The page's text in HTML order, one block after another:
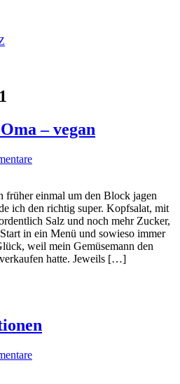
– vegan
früher einmal um den Block jagen
ich den richtig super. Kopfsalat, mit
Salz und noch mehr Zucker,
in ein Menü und sowieso immer
weil mein Gemüsemann den
hatte. Jeweils […]